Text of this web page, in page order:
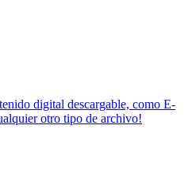
digital descargable, como E-
otro tipo de archivo!